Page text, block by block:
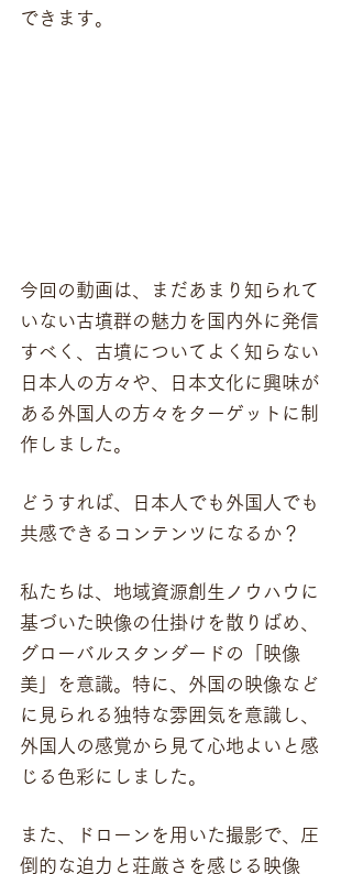
できます。
今回の動画は、まだあまり知られて
いない古墳群の魅力を国内外に発信
すべく、古墳についてよく知らない
日本人の方々や、日本文化に興味が
ある外国人の方々をターゲットに制
作しました。
どうすれば、日本人でも外国人でも
共感できるコンテンツになるか？
私たちは、地域資源創生ノウハウに
基づいた映像の仕掛けを散りばめ、
グローバルスタンダードの「映像
美」を意識。特に、外国の映像など
に見られる独特な雰囲気を意識し、
外国人の感覚から見て心地よいと感
じる色彩にしました。
また、ドローンを用いた撮影で、圧
倒的な迫力と荘厳さを感じる映像